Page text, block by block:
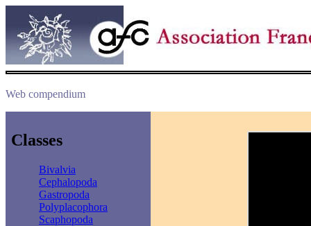
Web compendium
Classes
Bivalvia
Cephalopoda
Gastropoda
Polyplacophora
Scaphopoda